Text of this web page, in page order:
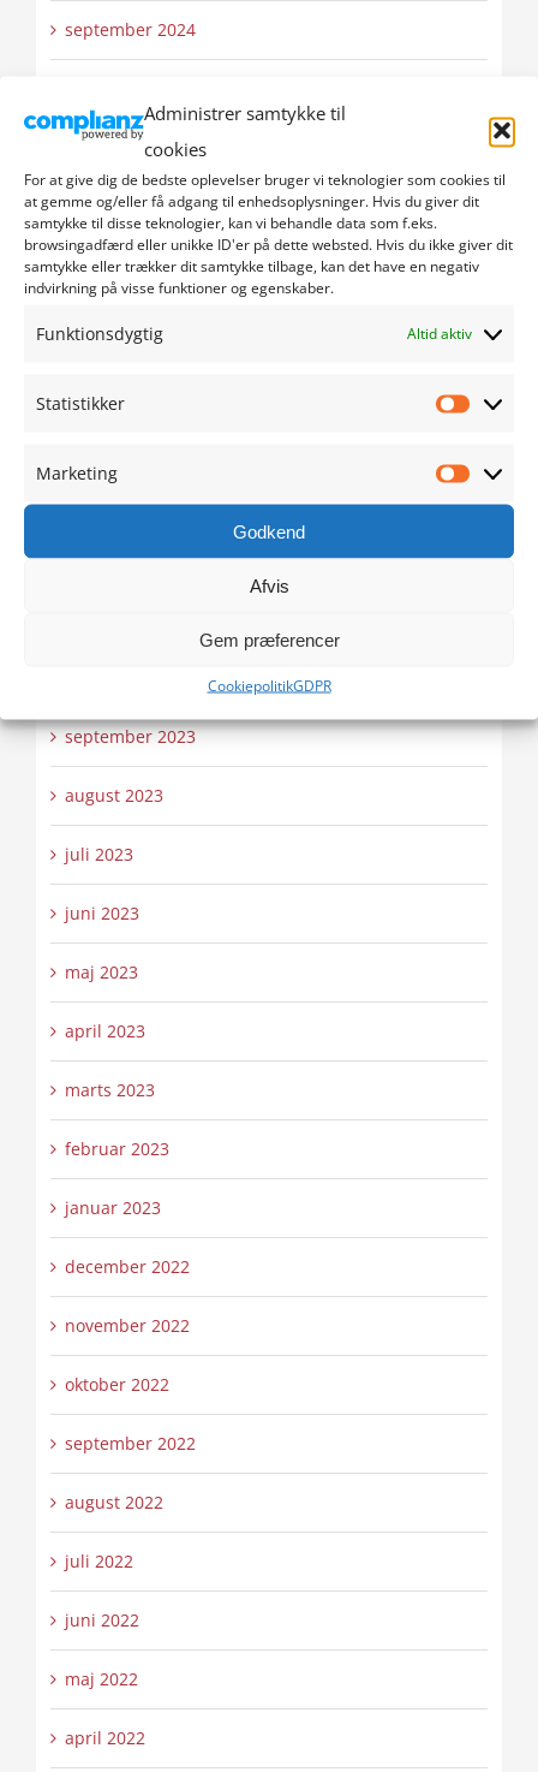
Administrer samtykke til
cookies
For at give dig de bedste oplevelser bruger vi teknologier som cookies til
at gemme og/eller få adgang til enhedsoplysninger. Hvis du giver dit
samtykke til disse teknologier, kan vi behandle data som f.eks.
browsingadfærd eller unikke ID'er på dette websted. Hvis du ikke giver dit
samtykke eller trækker dit samtykke tilbage, kan det have en negativ
indvirkning på visse funktioner og egenskaber.
Funktionsdygtig Altid aktiv
Statistikker
Marketing
Godkend
Afvis
Gem præferencer
CookiepolitikGDPR
september 2024
juli 2024
juni 2024
maj 2024
april 2024
januar 2024
december 2023
september 2023
august 2023
juli 2023
juni 2023
maj 2023
april 2023
marts 2023
februar 2023
januar 2023
december 2022
november 2022
oktober 2022
september 2022
august 2022
juli 2022
juni 2022
maj 2022
april 2022